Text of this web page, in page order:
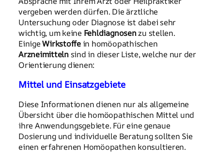
vergeben werden dürfen. Die ärztliche
Untersuchung oder Diagnose ist dabei sehr
wichtig, um keine Fehldiagnosenzu stellen.
EinigeWirkstoffein homöopathischen
Arzneimittelnsind in dieser Liste, welche nur der
Orientierung dienen:
Mittel und Einsatzgebiete
Diese Informationen dienen nur als allgemeine
Übersicht über die homöopathischen Mittel und
ihre Anwendungsgebiete. Für eine genaue
Dosierung und individuelle Beratung sollten Sie
einen erfahrenen Homöopathen konsultieren.